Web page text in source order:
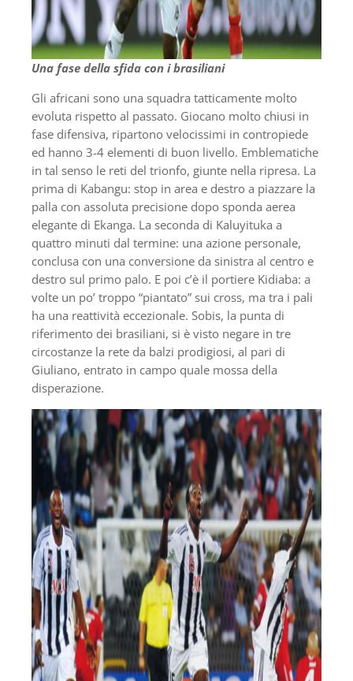
Una fase della sfida con i brasiliani
Gli africani sono una squadra tatticamente molto
evoluta rispetto al passato. Giocano molto chiusi in
fase difensiva, ripartono velocissimi in contropiede
ed hanno 3-4 elementi di buon livello. Emblematiche
in tal senso le reti del trionfo, giunte nella ripresa. La
prima di Kabangu: stop in area e destro a piazzare la
palla con assoluta precisione dopo sponda aerea
elegante di Ekanga. La seconda di Kaluyituka a
quattro minuti dal termine: una azione personale,
conclusa con una conversione da sinistra al centro e
destro sul primo palo. E poi c’è il portiere Kidiaba: a
volte un po’ troppo “piantato” sui cross, ma tra i pali
ha una reattività eccezionale. Sobis, la punta di
riferimento dei brasiliani, si è visto negare in tre
circostanze la rete da balzi prodigiosi, al pari di
Giuliano, entrato in campo quale mossa della
disperazione.